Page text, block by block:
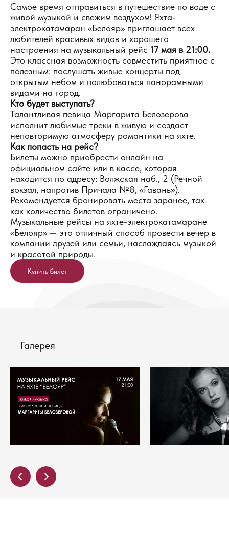
Самое время отправиться в путешествие по воде с
живой музыкой и свежим воздухом! Яхта-
электрокатамаран «Белояр» приглашает всех
любителей красивых видов и хорошего
настроения на музыкальный рейс 17 мая в 21:00.
Это классная возможность совместить приятное с
полезным: послушать живые концерты под
открытым небом и полюбоваться панорамными
видами на город.
Кто будет выступать?
Талантливая певица Маргарита Белозерова
исполнит любимые треки в живую и создаст
неповторимую атмосферу романтики на яхте.
Как попасть на рейс?
Билеты можно приобрести онлайн на
официальном сайте или в кассе, которая
находится по адресу: Волжская наб., 2 (Речной
вокзал, напротив Причала №8, «Гавань»).
Рекомендуется бронировать места заранее, так
как количество билетов ограничено.
Музыкальные рейсы на яхте-электрокатамаране
«Белояр» — это отличный способ провести вечер в
компании друзей или семьи, наслаждаясь музыкой
и красотой природы.
Купить билет
Галерея